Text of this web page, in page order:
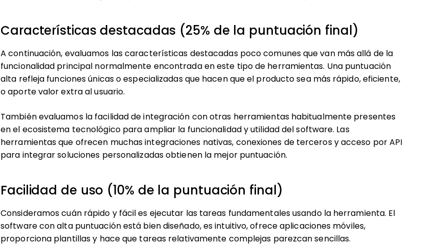
Características destacadas (25% de la puntuación final)
A continuación, evaluamos las características destacadas poco comunes que van más allá de la
funcionalidad principal normalmente encontrada en este tipo de herramientas. Una puntuación
alta refleja funciones únicas o especializadas que hacen que el producto sea más rápido, eficiente,
o aporte valor extra al usuario.
También evaluamos la facilidad de integración con otras herramientas habitualmente presentes
en el ecosistema tecnológico para ampliar la funcionalidad y utilidad del software. Las
herramientas que ofrecen muchas integraciones nativas, conexiones de terceros y acceso por API
para integrar soluciones personalizadas obtienen la mejor puntuación.
Facilidad de uso (10% de la puntuación final)
Consideramos cuán rápido y fácil es ejecutar las tareas fundamentales usando la herramienta. El
software con alta puntuación está bien diseñado, es intuitivo, ofrece aplicaciones móviles,
proporciona plantillas y hace que tareas relativamente complejas parezcan sencillas.